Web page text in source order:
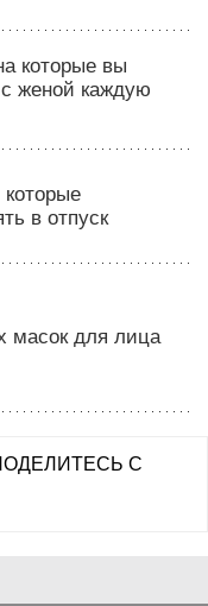
которые вы
женой каждую
в отпуск
масок для лица
С